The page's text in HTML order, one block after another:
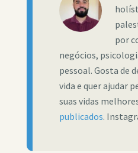
por
negócios,
pessoal. Gosta de
vida e quer ajudar
suas vidas
publicados.